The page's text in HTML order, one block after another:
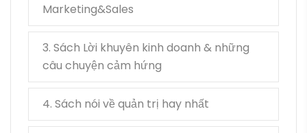
Marketing&Sales
3. Sách Lời khuyên kinh doanh & những
câu chuyện cảm hứng
4. Sách nói về quản trị hay nhất